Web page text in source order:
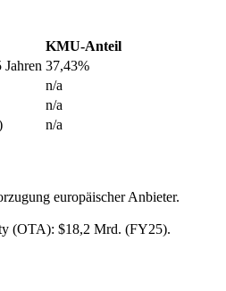
KMU-Anteil
37,43%
n/a
n/a
n/a
europäischer Anbieter.
(OTA): $18,2 Mrd. (FY25).